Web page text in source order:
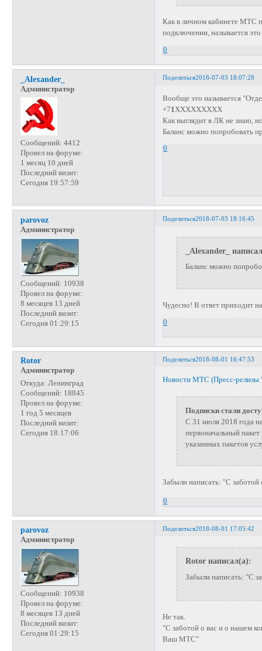
Как в личном кабинете МТС
подключении, называется
0
Поделиться2018-07-03 18:07:28
_Alexander_
Администратор
Сообщений: 4412
Провел на форуме:
1 месяц 10 дней
Последний визит:
Сегодня 19:57:59
Вообще это называется
+71 ХХХХХХХХХ
Как выглядит в ЛК не знаю,
Баланс можно попробовать
0
Поделиться2018-07-03 18:16:45
parovoz
Администратор
Сообщений: 10938
Провел на форуме:
8 месяцев 13 дней
Последний визит:
Сегодня 01:29:15
_Alexander_
Баланс можно
Чудесно! В ответ приходит
0
Поделиться2018-08-01 16:47:53
Rotor
Администратор
Откуда: Ленинград
Сообщений: 18845
Провел на форуме:
1 год 5 месяцев
Последний визит:
Сегодня 18:17:06
Новости МТС (Пресс-релизы
Подписки стали
С 31 июля 2018 года
первоначальный
указанных пакетов
Забыли написать: "С заботой
0
Поделиться2018-08-01 17:05:42
parovoz
Администратор
Сообщений: 10938
Провел на форуме:
8 месяцев 13 дней
Последний визит:
Сегодня 01:29:15
Rotor написал(а):
Забыли написать: "С
Не так.
"С заботой о вас и о нашем
Ваш МТС"